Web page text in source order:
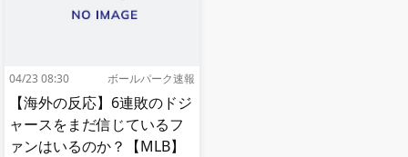
04/23 08:30 ボールパーク速報
【海外の反応】6連敗のドジ
ャースをまだ信じているフ
ァンはいるのか？【MLB】